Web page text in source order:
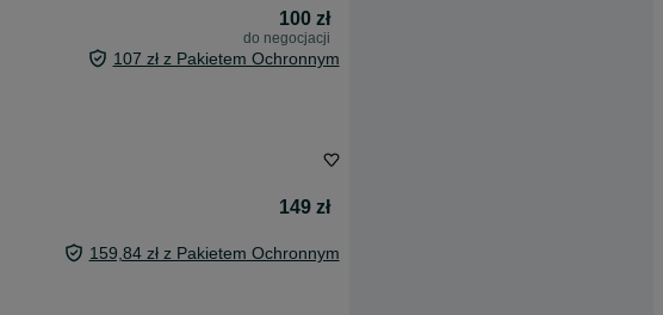
100 zł
do negocjacji
107 zł z Pakietem Ochronnym
149 zł
159,84 zł z Pakietem Ochronnym